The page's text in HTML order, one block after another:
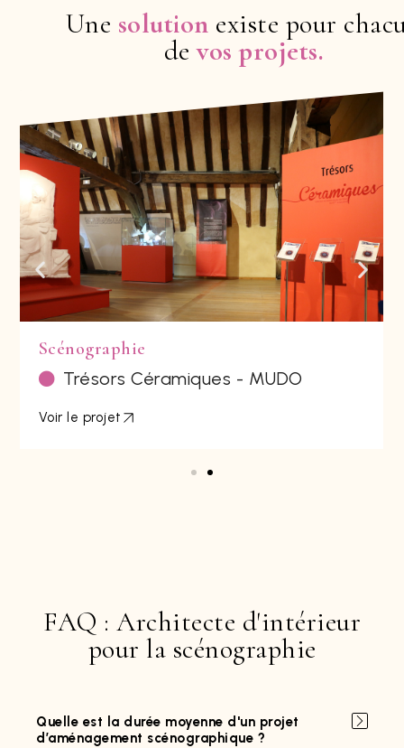
Une solution existe pour
devos projets.
Scénographie
Trésors Céramiques - MUDO
Voir le projet
FAQ : Architecte d'intérieur
pour la scénographie
Quelle est la durée moyenne d'un projet
d’aménagement scénographique ?